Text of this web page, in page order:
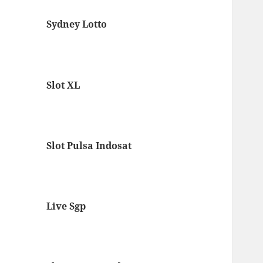
Sydney Lotto
Slot XL
Slot Pulsa Indosat
Live Sgp